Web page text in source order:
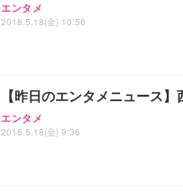
エンタメ
2018.5.18(金) 10:56
【昨日のエンタメニュース
エンタメ
2018.5.18(金) 9:36